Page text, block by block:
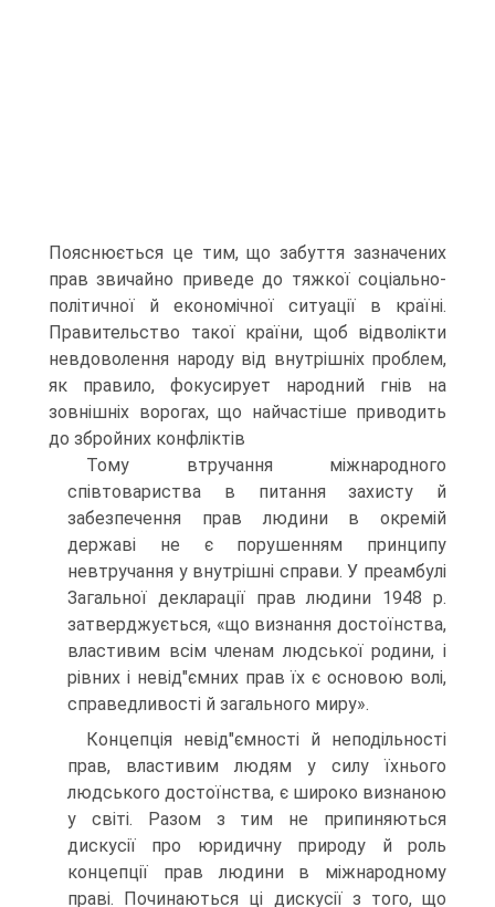
Пояснюється це тим, що забуття зазначених
прав звичайно приведе до тяжкої соціально-
політичної й економічної ситуації в країні.
Правительство такої країни, щоб відволікти
невдоволення народу від внутрішніх проблем,
як правило, фокусирует народний гнів на
зовнішніх ворогах, що найчастіше приводить
до збройних конфліктів
Тому втручання міжнародного
співтовариства в питання захисту й
забезпечення прав людини в окремій
державі не є порушенням принципу
невтручання у внутрішні справи. У преамбулі
Загальної декларації прав людини 1948 р.
затверджується, «що визнання достоїнства,
властивим всім членам людської родини, і
рівних і невід"ємних прав їх є основою волі,
справедливості й загального миру».
Концепція невід"ємності й неподільності
прав, властивим людям у силу їхнього
людського достоїнства, є широко визнаною
у світі. Разом з тим не припиняються
дискусії про юридичну природу й роль
концепції прав людини в міжнародному
праві. Починаються ці дискусії з того, що